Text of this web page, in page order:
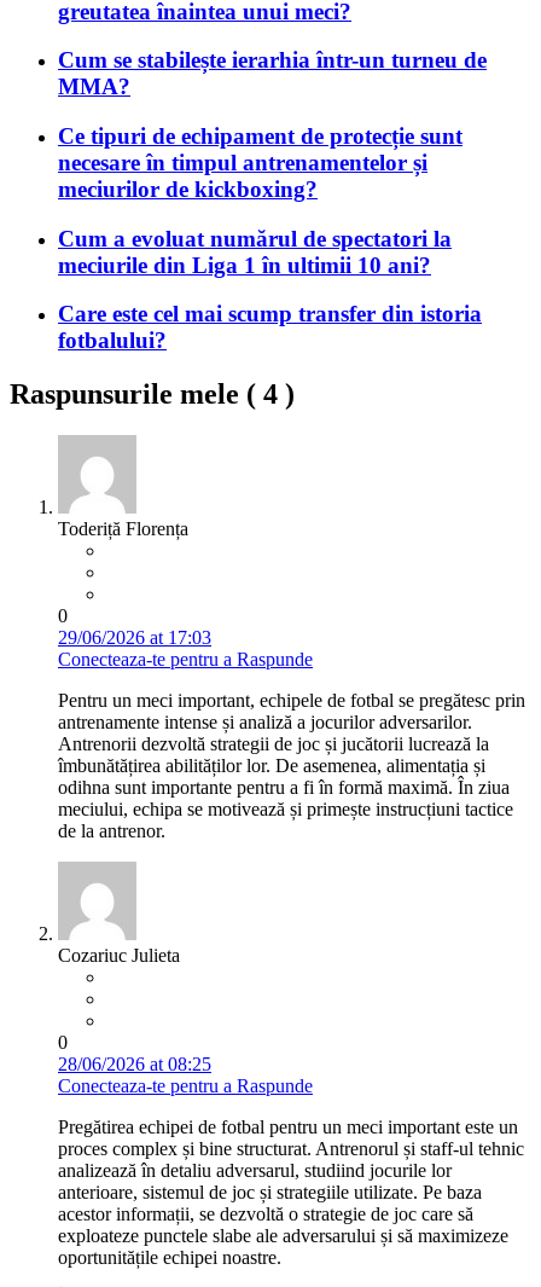
greutatea înaintea unui meci?
Cum se stabilește ierarhia într-un turneu de
MMA?
Ce tipuri de echipament de protecție sunt
necesare în timpul antrenamentelor și
meciurilor de kickboxing?
Cum a evoluat numărul de spectatori la
meciurile din Liga 1 în ultimii 10 ani?
Care este cel mai scump transfer din istoria
fotbalului?
Raspunsurile mele ( 4 )
Toderiță Florența
0
29/06/2026 at 17:03
Conecteaza-te pentru a Raspunde
Pentru un meci important, echipele de fotbal se pregătesc prin
antrenamente intense și analiză a jocurilor adversarilor.
Antrenorii dezvoltă strategii de joc și jucătorii lucrează la
îmbunătățirea abilităților lor. De asemenea, alimentația și
odihna sunt importante pentru a fi în formă maximă. În ziua
meciului, echipa se motivează și primește instrucțiuni tactice
de la antrenor.
Cozariuc Julieta
0
28/06/2026 at 08:25
Conecteaza-te pentru a Raspunde
Pregătirea echipei de fotbal pentru un meci important este un
proces complex și bine structurat. Antrenorul și staff-ul tehnic
analizează în detaliu adversarul, studiind jocurile lor
anterioare, sistemul de joc și strategiile utilizate. Pe baza
acestor informații, se dezvoltă o strategie de joc care să
exploateze punctele slabe ale adversarului și să maximizeze
oportunitățile echipei noastre.